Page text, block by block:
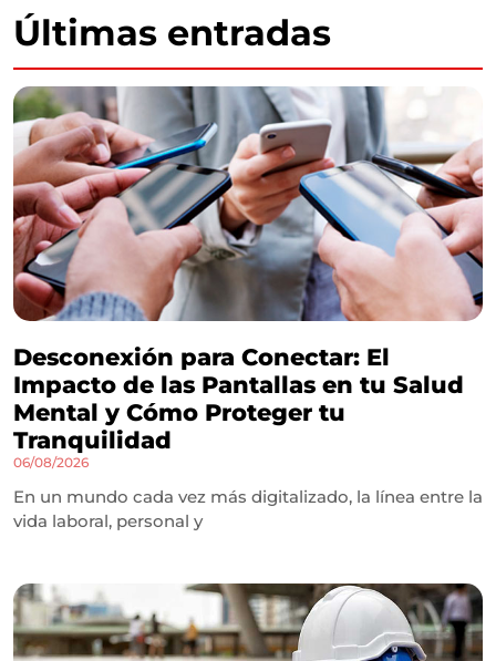
Últimas entradas
Desconexión para Conectar: El
Impacto de las Pantallas en tu Salud
Mental y Cómo Proteger tu
Tranquilidad
06/08/2026
En un mundo cada vez más digitalizado, la línea entre la
vida laboral, personal y